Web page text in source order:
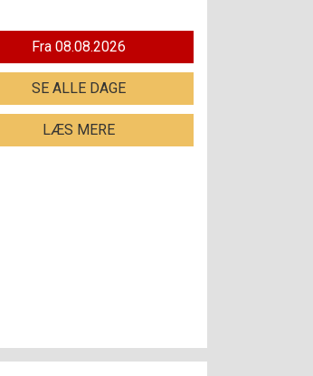
Fra 08.08.2026
SE ALLE DAGE
LÆS MERE